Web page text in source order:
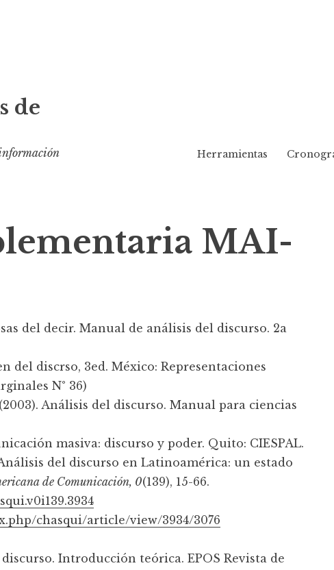
de
Herramientas
MAI-
del decir. Manual de análisis del discurso. 2a
del discrso, 3ed. México: Representaciones
N° 36)
Análisis del discurso. Manual para ciencias
masiva: discurso y poder. Quito: CIESPAL.
del discurso en Latinoamérica: un estado
de Comunicación, 0(139), 15-66.
chasqui/article/view/3934/3076
Introducción teórica. EPOS Revista de